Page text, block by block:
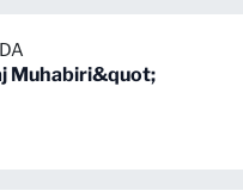
Muhabiri&quot;